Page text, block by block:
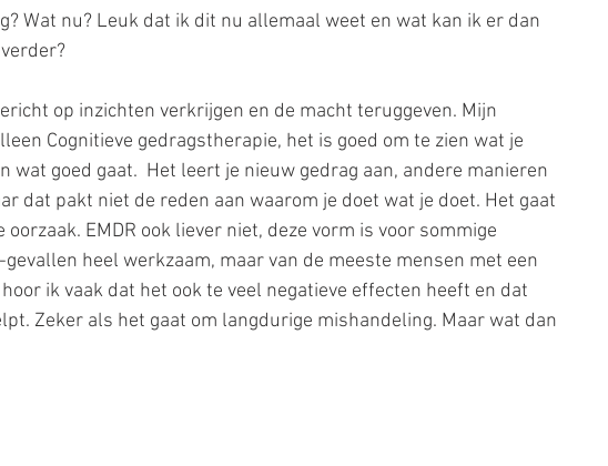
Wat nu? Leuk dat ik dit nu allemaal weet en wat kan ik er dan
op inzichten verkrijgen en de macht teruggeven. Mijn
Cognitieve gedragstherapie, het is goed om te zien wat je
wat goed gaat.  Het leert je nieuw gedrag aan, andere manieren
dat pakt niet de reden aan waarom je doet wat je doet. Het gaat
EMDR ook liever niet, deze vorm is voor sommige
heel werkzaam, maar van de meeste mensen met een
ik vaak dat het ook te veel negatieve effecten heeft en dat
Zeker als het gaat om langdurige mishandeling. Maar wat dan